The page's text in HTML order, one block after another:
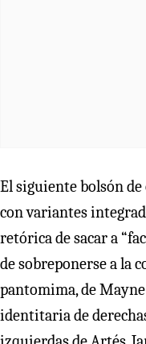
El siguiente bolsón de
con variantes
retórica de sacar a
de sobreponerse a la
pantomima, de
identitaria de